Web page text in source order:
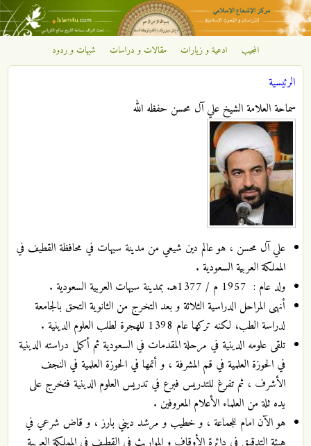
تجاوز إلى المحتوى الرئيسي
مركز
الإشعاع
الإسلامي
المجيب ادعية و زيارات مقالات و دراسات شبهات و ردود
أنت هنا
الرئيسية
سماحة العلامة الشيخ علي آل محسن حفظه الله
علي آل محسن ، هو عالم دين شيعي من مدينة سيهات في محافظة القطيف في
المملكة العربية السعودية .
ولد عام : 1957 م / 1377هـ. بمدينة سيهات العربية السعودية .
أنهى المراحل الدراسية الثلاثة و بعد التخرج من الثانوية التحق بالجامعة
لدراسة الطب، لكنه تركها عام 1398 للهجرة لطلب العلوم الدينية .
تلقى علومه الدينية في مرحلة المقدمات في السعودية ثم أكمل دراسته الدينية
في الحوزة العلمية في قم المشرفة ، و أتمها في الحوزة العلمية في النجف
الأشرف ، ثم تفرغ للتدريس فبرع في تدريس العلوم الدينية فتخرج على
يده ثلة من العلماء الأعلام المعروفين .
هو الآن امام للجماعة ، و خطيب و مرشد ديني بارز ، و قاض شرعي في